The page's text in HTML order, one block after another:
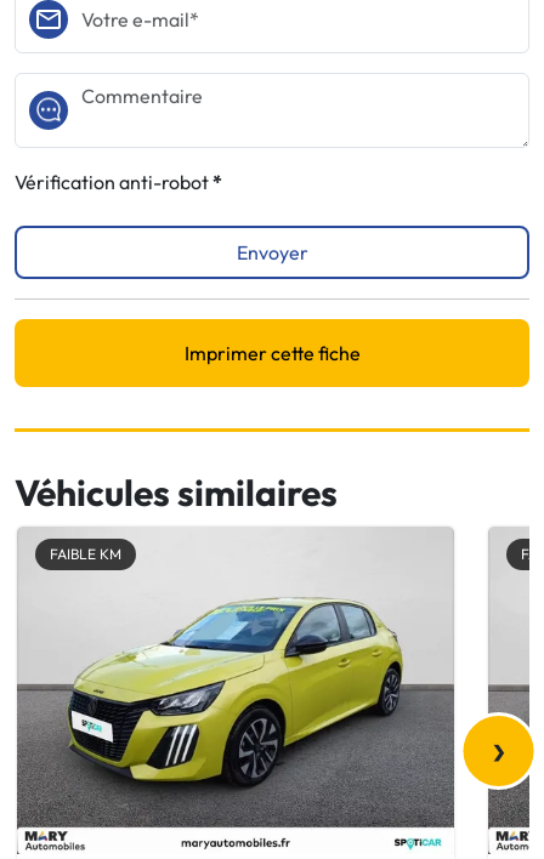
Vérification anti-robot
Envoyer
Imprimer cette fiche
Véhicules similaires
FAIBLE KM
›